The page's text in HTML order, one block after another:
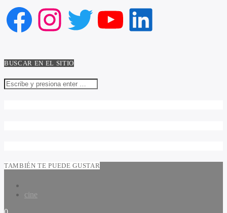
Facebook
Instagram
Twitter
YouTube
LinkedIn
BUSCAR EN EL SITIO
TAMBIÉN TE PUEDE GUSTAR
cine